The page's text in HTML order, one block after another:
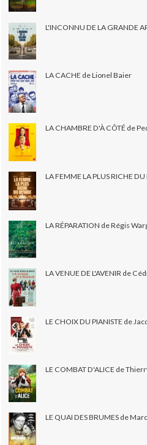
L'INCONNU DE LA GRANDE
LA CACHE de Lionel Baier
LA CHAMBRE D'À CÔTÉ de
LA FEMME LA PLUS RICHE
LA RÉPARATION de Régis
LA VENUE DE L'AVENIR de
LE CHOIX DU PIANISTE de
LE COMBAT D'ALICE de
LE QUAI DES BRUMES de